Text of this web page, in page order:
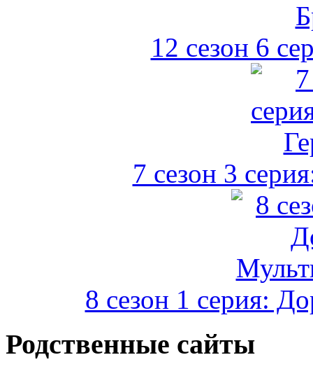
12 сезон 6
7 сезон 3
8 сезон 1 серия:
Родственные сайты